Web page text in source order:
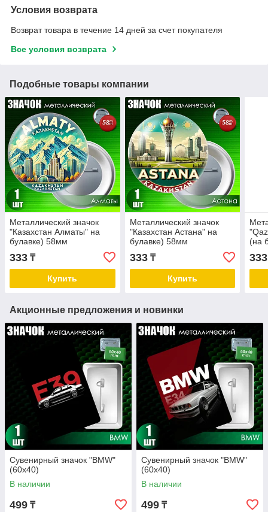
Условия возврата
Возврат товара в течение 14 дней за счет покупателя
Все условия возврата
Подобные товары компании
Металлический значок
"Казахстан Алматы" на
булавке) 58мм
333 ₸
Купить
Металлический значок
"Казахстан Астана" на
булавке) 58мм
333₸
Купить
(на
333
Акционные предложения и новинки
Сувенирный значок "BMW"
(60х40)
В наличии
499 ₸
Сувенирный значок "BMW"
(60х40)
В наличии
499 ₸